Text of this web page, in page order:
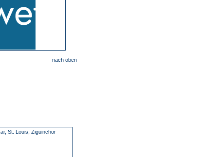
nach oben
St. Louis, Ziguinchor